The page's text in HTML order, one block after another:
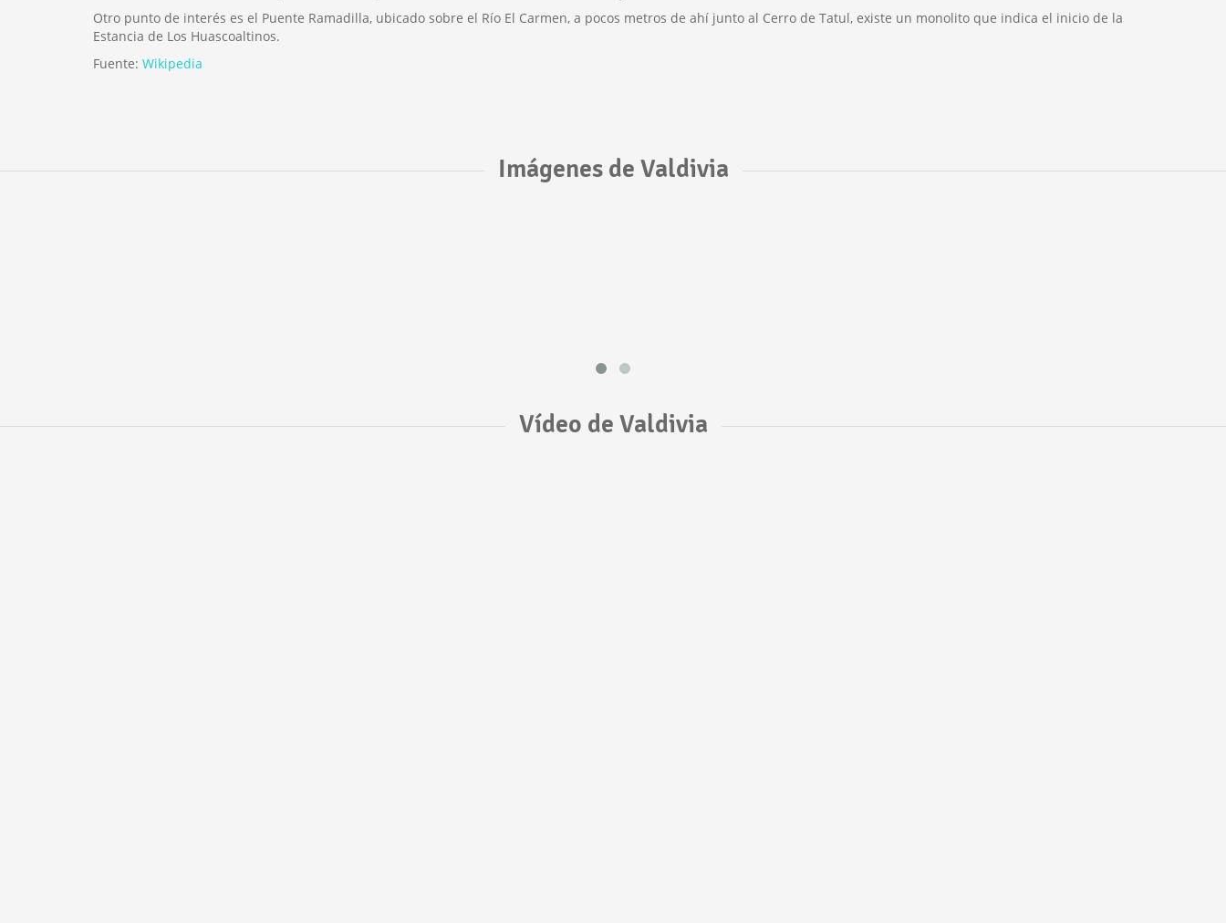
Otro punto de interés es el Puente Ramadilla, ubicado sobre el Río El Carmen, a pocos metros de ahí junto al Cerro de Tatul, existe un monolito que indica el inicio de la
Estancia de Los Huascoaltinos.
Fuente: Wikipedia
Imágenes de Valdivia
Vídeo de Valdivia